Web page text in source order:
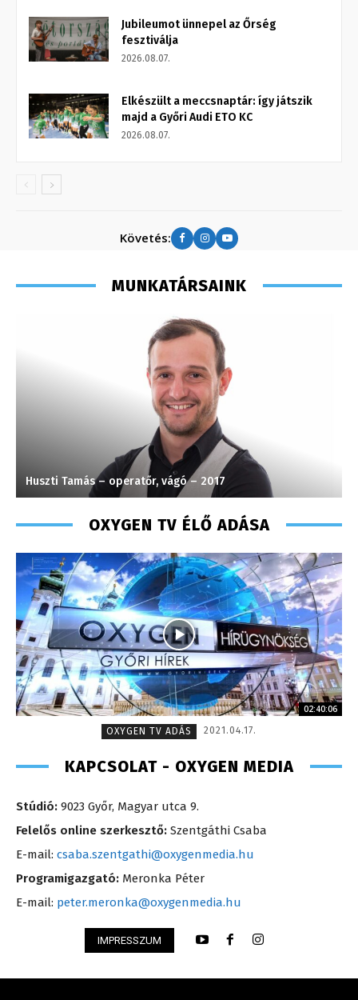
Jubileumot ünnepel az Őrség
fesztiválja
2026.08.07.
Elkészült a meccsnaptár: így játszik
majd a Győri Audi ETO KC
2026.08.07.
Követés:
MUNKATÁRSAINK
Huszti Tamás – operatőr, vágó – 2017
OXYGEN TV ÉLŐ ADÁSA
02:40:06
OXYGEN TV ADÁS
2021.04.17.
KAPCSOLAT - OXYGEN MEDIA
Stúdió: 9023 Győr, Magyar utca 9.
Felelős online szerkesztő: Szentgáthi Csaba
E-mail: csaba.szentgathi@oxygenmedia.hu
Programigazgató: Meronka Péter
E-mail: peter.meronka@oxygenmedia.hu
IMPRESSZUM